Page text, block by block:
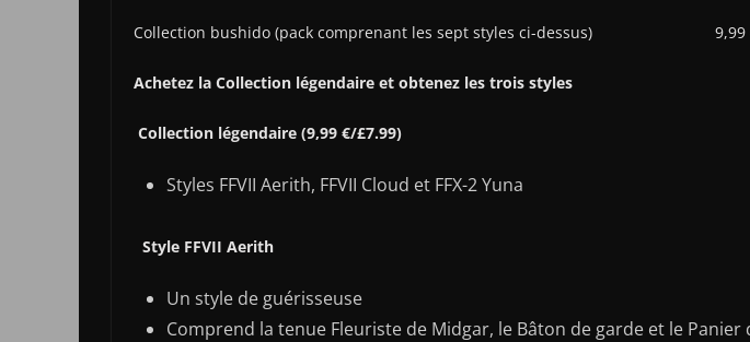
Collection bushido (pack comprenant les sept styles ci-dessus) 9,99
Achetez la Collection légendaire et obtenez les trois styles
Collection légendaire (9,99 €/£7.99)
Styles FFVII Aerith, FFVII Cloud et FFX-2 Yuna
Style FFVII Aerith
Un style de guérisseuse
Comprend la tenue Fleuriste de Midgar, le Bâton de garde et le Panier